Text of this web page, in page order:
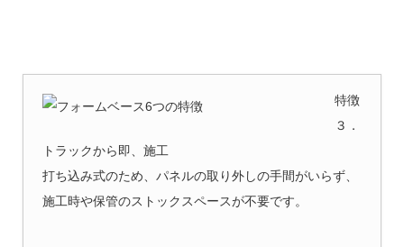
特徴
３．
トラックから即、施工
打ち込み式のため、パネルの取り外しの手間がいらず、
施工時や保管のストックスペースが不要です。